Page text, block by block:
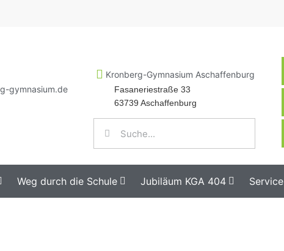
gymnasium.de
Kronberg-Gymnasium Aschaffenburg
Fasaneriestraße 33
63739 Aschaffenburg
Weg durch die Schule Jubiläum KGA 404 Service